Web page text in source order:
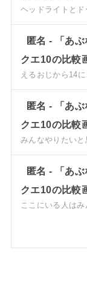
ヘッドライトとド
匿名-
「あ
クエ10の比較
えるおじから14
匿名-
「あ
クエ10の比較
みんなやりたいと
匿名-
「あ
クエ10の比較
ここにいる人は